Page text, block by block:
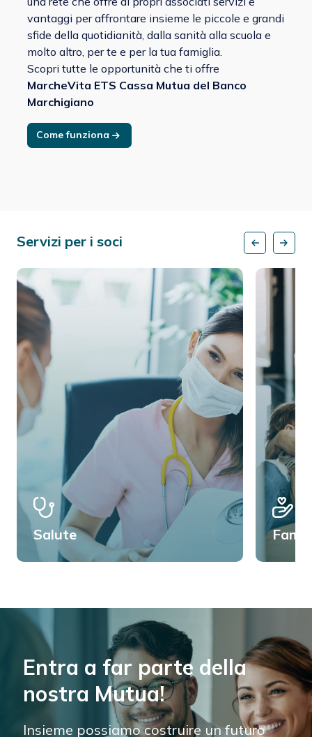
vantaggi per affrontare insieme le piccole e grandi
sfide della quotidianità, dalla sanità alla scuola e
molto altro, per te e per la tua famiglia.
Scopri tutte le opportunità che ti offre
MarcheVita ETS Cassa Mutua del Banco
Marchigiano
Come funziona
Servizi per i soci
Salute
Entra a far parte della
nostra Mutua!
Insieme possiamo costruire un futuro